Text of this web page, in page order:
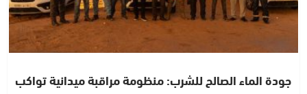
جودة الماء الصالح للشرب: منظومة مراقبة ميدانية تواكب